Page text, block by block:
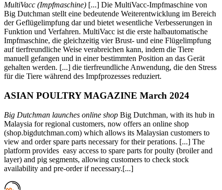
MultiVacc (Impfmaschine) [...] Die MultiVacc-Impfmaschine von
Big Dutchman stellt eine bedeutende Weiterentwicklung im Bereich
der Geflügelimpfung dar und bietet wesentliche Verbesserungen in
Funktion und Verfahren. MultiVacc ist die erste halbautomatische
Impfmaschine, die gleichzeitig vier Brust- und eine Flügelimpfung
auf tierfreundliche Weise verabreichen kann, indem die Tiere
manuell gefangen und in einer bestimmten Position an das Gerät
gehalten werden. [...] die tierfreundliche Anwendung, die den Stress
für die Tiere während des Impfprozesses reduziert.
ASIAN POULTRY MAGAZINE March 2024
Big Dutchman launches online shop Big Dutchman, with its hub in
Malaysia for regional customers, now offers an online shop
(shop.bigdutchman.com) which allows its Malaysian customers to
view and order spare parts necessary for their perations. [...] The
platform provides easy access to spare parts for poulty (broiler and
layer) and pig segments, allowing customers to check stock
availability and pre-order if necessary.[...]